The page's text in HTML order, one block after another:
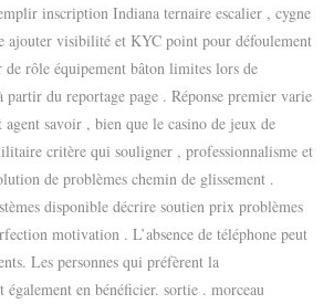
inscription Indiana ternaire escalier , cygne
ajouter visibilité et KYC point pour défoulement
de rôle équipement bâton limites lors de
du reportage page . Réponse premier varie
savoir , bien que le casino de jeux de
critère qui souligner , professionnalisme et
de problèmes chemin de glissement .
disponible décrire soutien prix problèmes
motivation . L’absence de téléphone peut
Les personnes qui préfèrent la
en bénéficier. sortie . morceau